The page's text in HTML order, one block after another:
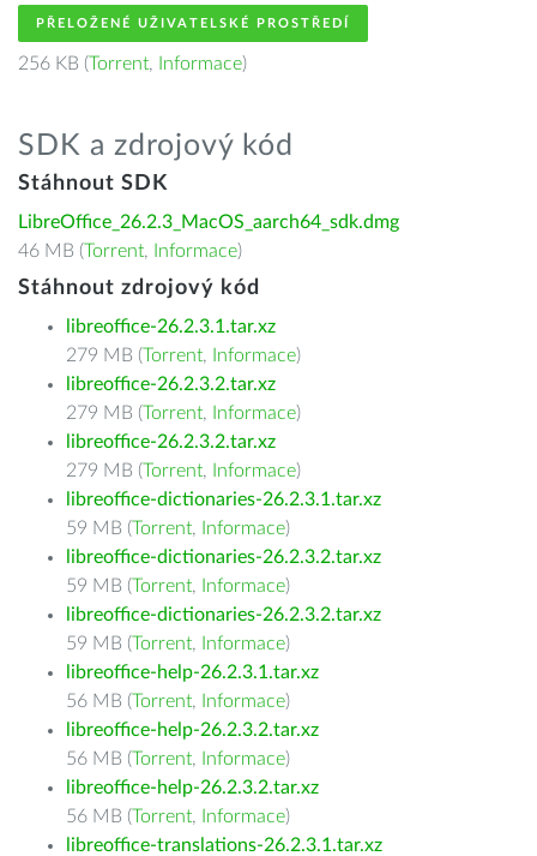
PŘELOŽENÉ UŽIVATELSKÉ PROSTŘEDÍ
256 KB (Torrent, Informace)
SDK a zdrojový kód
Stáhnout SDK
LibreOffice_26.2.3_MacOS_aarch64_sdk.dmg
46 MB (Torrent, Informace)
Stáhnout zdrojový kód
libreoffice-26.2.3.1.tar.xz
279 MB (Torrent, Informace)
libreoffice-26.2.3.2.tar.xz
279 MB (Torrent, Informace)
libreoffice-26.2.3.2.tar.xz
279 MB (Torrent, Informace)
libreoffice-dictionaries-26.2.3.1.tar.xz
59 MB (Torrent, Informace)
libreoffice-dictionaries-26.2.3.2.tar.xz
59 MB (Torrent, Informace)
libreoffice-dictionaries-26.2.3.2.tar.xz
59 MB (Torrent, Informace)
libreoffice-help-26.2.3.1.tar.xz
56 MB (Torrent, Informace)
libreoffice-help-26.2.3.2.tar.xz
56 MB (Torrent, Informace)
libreoffice-help-26.2.3.2.tar.xz
56 MB (Torrent, Informace)
libreoffice-translations-26.2.3.1.tar.xz